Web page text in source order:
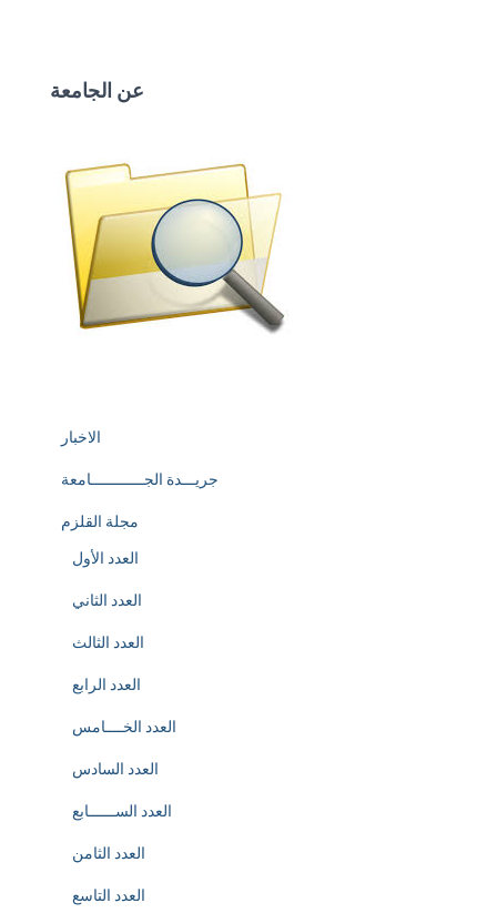
عن الجامعة
الاخبار
جريـــدة الجــــــــــــامعة
مجلة القلزم
العدد الأول
العدد الثاني
العدد الثالث
العدد الرابع
العدد الخــــامس
العدد السادس
العدد الســــــابع
العدد الثامن
العدد التاسع